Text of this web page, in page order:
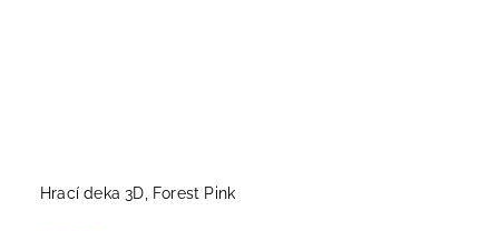
Hrací deka 3D, Forest Pink